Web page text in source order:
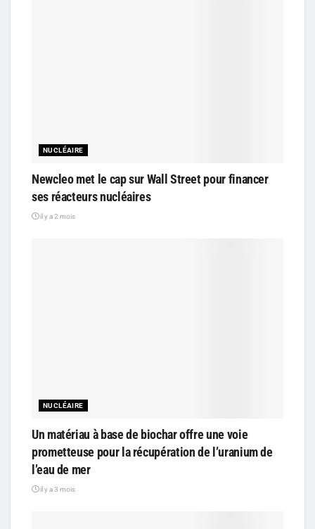
NUCLÉAIRE
Newcleo met le cap sur Wall Street pour financer
ses réacteurs nucléaires
il y a 2 mois
NUCLÉAIRE
Un matériau à base de biochar offre une voie
prometteuse pour la récupération de l’uranium de
l’eau de mer
il y a 3 mois